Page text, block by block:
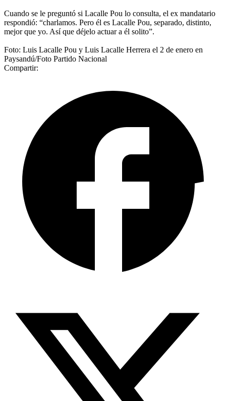
Cuando se le preguntó si Lacalle Pou lo consulta, el ex mandatario
respondió: “charlamos. Pero él es Lacalle Pou, separado, distinto,
mejor que yo. Así que déjelo actuar a él solito”.
Foto: Luis Lacalle Pou y Luis Lacalle Herrera el 2 de enero en
Paysandú/Foto Partido Nacional
Compartir: